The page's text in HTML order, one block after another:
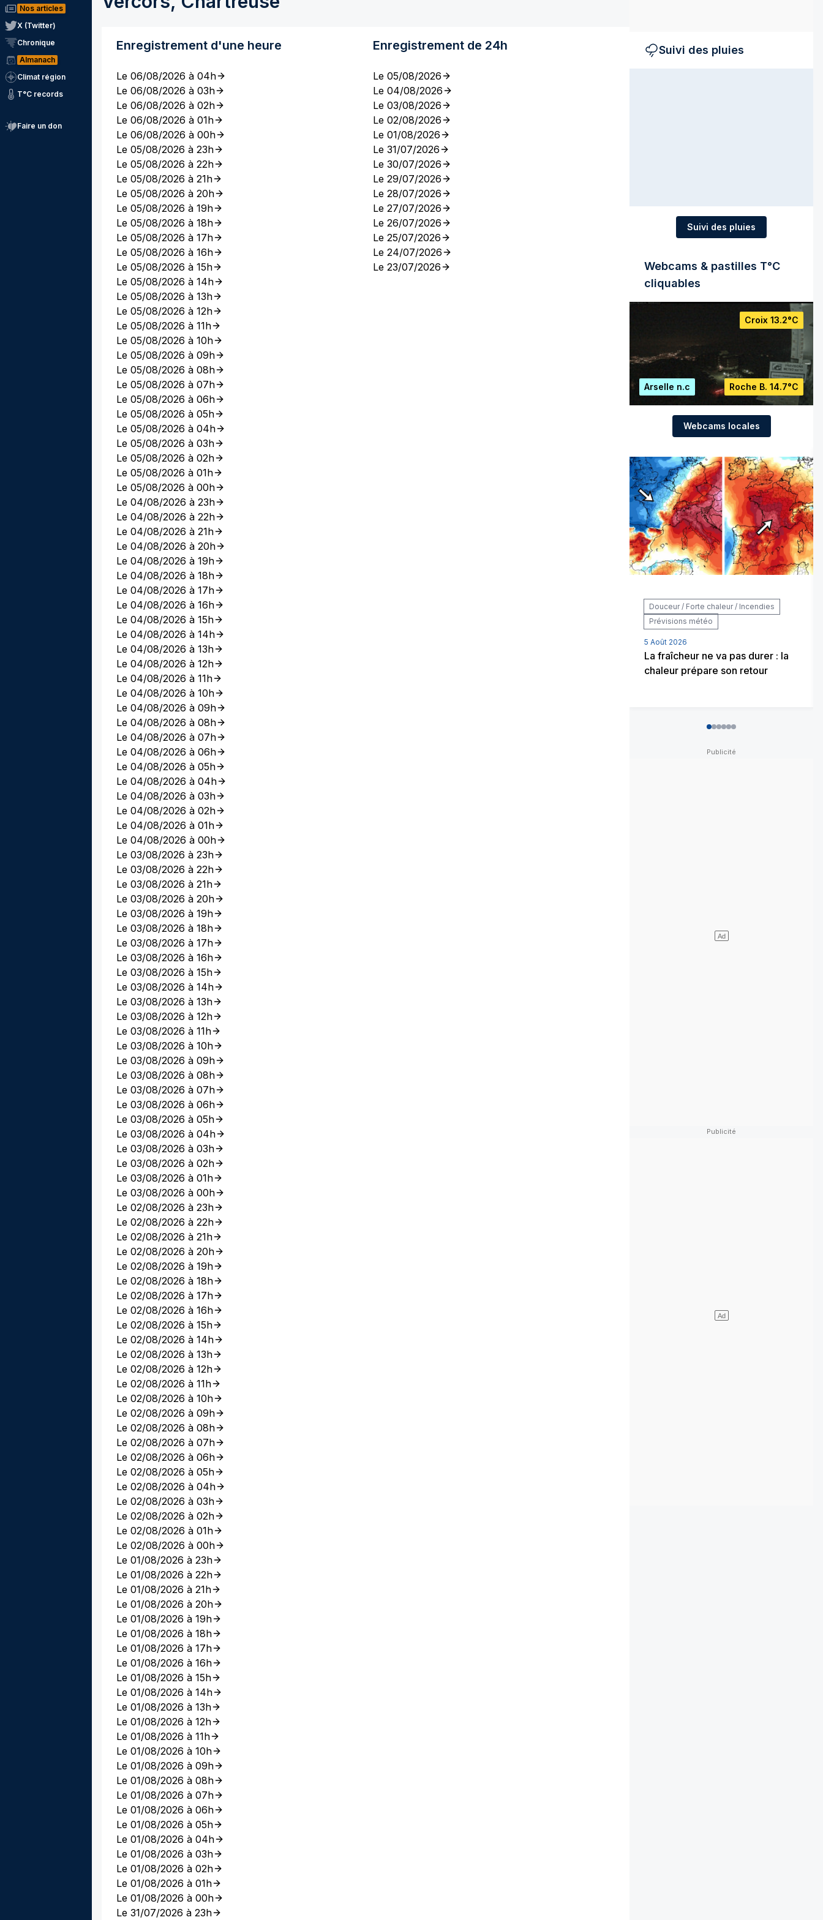
Nos articles
X (Twitter)
Chronique
Almanach
Climat région
T°C records
Faire un don
Enregistrement d'une heure
Le 06/08/2026 à 04h
Le 06/08/2026 à 03h
Le 06/08/2026 à 02h
Le 06/08/2026 à 01h
Le 06/08/2026 à 00h
Le 05/08/2026 à 23h
Le 05/08/2026 à 22h
Le 05/08/2026 à 21h
Le 05/08/2026 à 20h
Le 05/08/2026 à 19h
Le 05/08/2026 à 18h
Le 05/08/2026 à 17h
Le 05/08/2026 à 16h
Le 05/08/2026 à 15h
Le 05/08/2026 à 14h
Le 05/08/2026 à 13h
Le 05/08/2026 à 12h
Le 05/08/2026 à 11h
Le 05/08/2026 à 10h
Le 05/08/2026 à 09h
Le 05/08/2026 à 08h
Le 05/08/2026 à 07h
Le 05/08/2026 à 06h
Le 05/08/2026 à 05h
Le 05/08/2026 à 04h
Le 05/08/2026 à 03h
Le 05/08/2026 à 02h
Le 05/08/2026 à 01h
Le 05/08/2026 à 00h
Le 04/08/2026 à 23h
Le 04/08/2026 à 22h
Le 04/08/2026 à 21h
Le 04/08/2026 à 20h
Le 04/08/2026 à 19h
Le 04/08/2026 à 18h
Le 04/08/2026 à 17h
Le 04/08/2026 à 16h
Le 04/08/2026 à 15h
Le 04/08/2026 à 14h
Le 04/08/2026 à 13h
Le 04/08/2026 à 12h
Le 04/08/2026 à 11h
Le 04/08/2026 à 10h
Le 04/08/2026 à 09h
Le 04/08/2026 à 08h
Le 04/08/2026 à 07h
Le 04/08/2026 à 06h
Le 04/08/2026 à 05h
Le 04/08/2026 à 04h
Le 04/08/2026 à 03h
Le 04/08/2026 à 02h
Le 04/08/2026 à 01h
Le 04/08/2026 à 00h
Le 03/08/2026 à 23h
Le 03/08/2026 à 22h
Le 03/08/2026 à 21h
Le 03/08/2026 à 20h
Le 03/08/2026 à 19h
Le 03/08/2026 à 18h
Le 03/08/2026 à 17h
Le 03/08/2026 à 16h
Le 03/08/2026 à 15h
Le 03/08/2026 à 14h
Le 03/08/2026 à 13h
Le 03/08/2026 à 12h
Le 03/08/2026 à 11h
Le 03/08/2026 à 10h
Le 03/08/2026 à 09h
Le 03/08/2026 à 08h
Le 03/08/2026 à 07h
Le 03/08/2026 à 06h
Le 03/08/2026 à 05h
Le 03/08/2026 à 04h
Le 03/08/2026 à 03h
Le 03/08/2026 à 02h
Le 03/08/2026 à 01h
Le 03/08/2026 à 00h
Le 02/08/2026 à 23h
Le 02/08/2026 à 22h
Le 02/08/2026 à 21h
Le 02/08/2026 à 20h
Le 02/08/2026 à 19h
Le 02/08/2026 à 18h
Le 02/08/2026 à 17h
Le 02/08/2026 à 16h
Le 02/08/2026 à 15h
Le 02/08/2026 à 14h
Le 02/08/2026 à 13h
Le 02/08/2026 à 12h
Le 02/08/2026 à 11h
Le 02/08/2026 à 10h
Le 02/08/2026 à 09h
Le 02/08/2026 à 08h
Le 02/08/2026 à 07h
Le 02/08/2026 à 06h
Le 02/08/2026 à 05h
Le 02/08/2026 à 04h
Le 02/08/2026 à 03h
Le 02/08/2026 à 02h
Le 02/08/2026 à 01h
Le 02/08/2026 à 00h
Le 01/08/2026 à 23h
Le 01/08/2026 à 22h
Le 01/08/2026 à 21h
Le 01/08/2026 à 20h
Le 01/08/2026 à 19h
Le 01/08/2026 à 18h
Le 01/08/2026 à 17h
Le 01/08/2026 à 16h
Le 01/08/2026 à 15h
Le 01/08/2026 à 14h
Le 01/08/2026 à 13h
Le 01/08/2026 à 12h
Le 01/08/2026 à 11h
Le 01/08/2026 à 10h
Le 01/08/2026 à 09h
Le 01/08/2026 à 08h
Le 01/08/2026 à 07h
Le 01/08/2026 à 06h
Le 01/08/2026 à 05h
Le 01/08/2026 à 04h
Le 01/08/2026 à 03h
Le 01/08/2026 à 02h
Le 01/08/2026 à 01h
Le 01/08/2026 à 00h
Le 31/07/2026 à 23h
Enregistrement de 24h
Le 05/08/2026
Le 04/08/2026
Le 03/08/2026
Le 02/08/2026
Le 01/08/2026
Le 31/07/2026
Le 30/07/2026
Le 29/07/2026
Le 28/07/2026
Le 27/07/2026
Le 26/07/2026
Le 25/07/2026
Le 24/07/2026
Le 23/07/2026
Suivi des pluies
Suivi des pluies
Webcams & pastilles T°C
cliquables
Croix 13.2°C
Arselle n.c Roche B. 14.7°C
Webcams locales
Douceur / Forte chaleur / Incendies
Prévisions météo
5 Août 2026
La fraîcheur ne va pas durer : la
chaleur prépare son retour
012345